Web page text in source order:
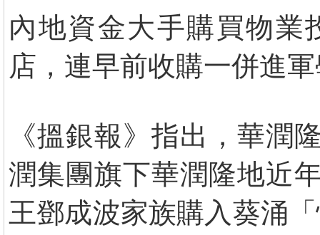
內地資金大手購買物業
店，連早前收購一併進
《搵銀報》指出，華潤
潤集團旗下華潤隆地近
王鄧成波家族購入葵涌